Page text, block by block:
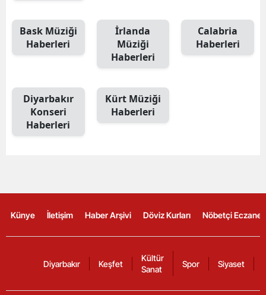
Bask Müziği
Haberleri
İrlanda
Müziği
Haberleri
Calabria
Haberleri
Diyarbakır
Konseri
Haberleri
Kürt Müziği
Haberleri
Künye İletişim Haber Arşivi Döviz Kurları Nöbetçi
Diyarbakır Keşfet
Kültür
Sanat
Spor Siyaset